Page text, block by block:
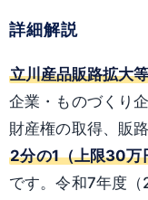
詳細解説
立川産品販路拡大
企業・ものづくり
財産権の取得、販
2分の1（上限30万
です。令和7年度（